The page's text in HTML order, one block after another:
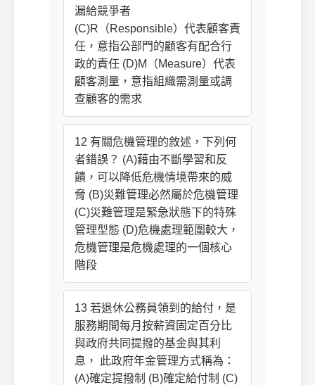
漏給競爭者
(C)R（Responsible）代表顧客責
任，意指公部門的顧客有配合行
政的責任 (D)M（Measure）代表
顧客測量，意指組織需測量或調
查顧客的需求
12 有關危機管理的敘述，下列何
者錯誤？ (A)藉由不斷學習和反
饋，可以降低危機情境帶來的威
脅 (B)災難管理必然屬於危機管理
(C)災難管理是緊急狀態下的特殊
管理型態 (D)危機處理範圍較大，
危機管理是危機處理的一個核心
階段
13 若退休公務員領到的給付，是
服務期間每月按薪資固定百分比
與政府共同提撥的基金與其利
息， 此政府年金管理方式稱為：
(A)確定提撥制 (B)確定給付制 (C)